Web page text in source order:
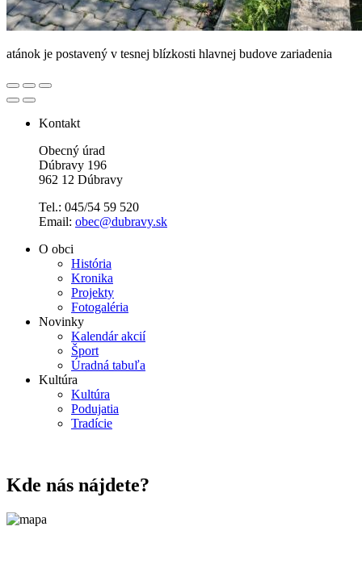
atánok je postavený v tesnej blízkosti hlavnej budove zariadenia
Kontakt
Obecný úrad
Dúbravy 196
962 12 Dúbravy
Tel.: 045/54 59 520
Email: obec@dubravy.sk
O obci
História
Kronika
Projekty
Fotogaléria
Novinky
Kalendár akcií
Šport
Úradná tabuľa
Kultúra
Kultúra
Podujatia
Tradície
Kde nás nájdete?